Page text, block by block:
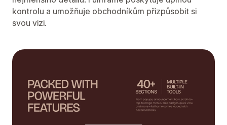
kontrolu a umožňuje obchodníkům přizpůsobit si
svou vizi.